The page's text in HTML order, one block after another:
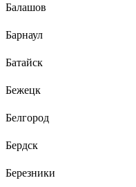
Балашов
Барнаул
Батайск
Бежецк
Белгород
Бердск
Березники